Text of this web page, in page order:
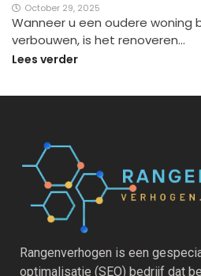
October 29, 2025
Wanneer u een oudere
verbouwen, is het renoveren…
Lees verder
Rangenverhogen is een
optimalisatie (SEO) bedrijf dat